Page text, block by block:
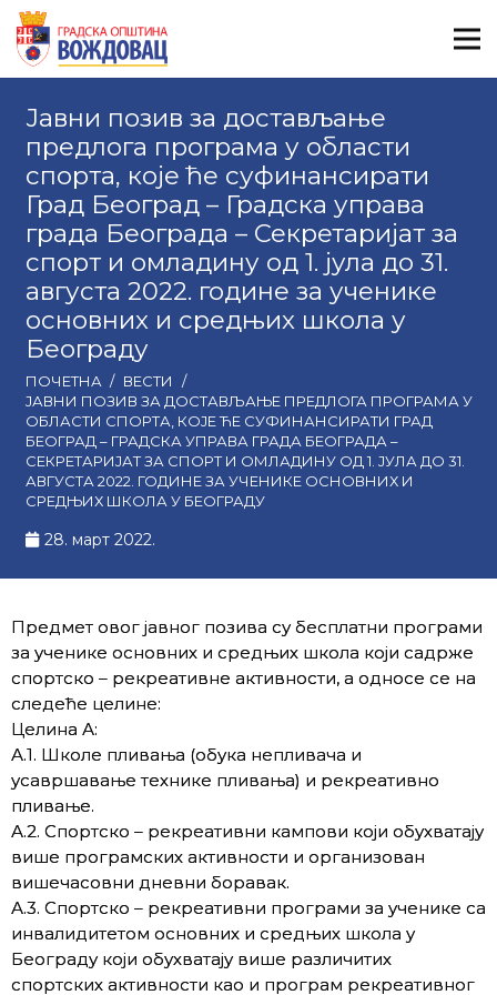
Јавни позив за достављање
предлога програма у области
спорта, кojе ће суфинансирати
Град Београд – Градска управа
града Београда – Секретаријат за
спорт и омладину од 1. јула до 31.
августа 2022. године за ученике
основних и средњих школа у
Београду
ПОЧЕТНА / ВЕСТИ
/
ЈАВНИ ПОЗИВ ЗА ДОСТАВЉАЊЕ ПРЕДЛОГА ПРОГРАМА У
ОБЛАСТИ СПОРТА, КOJЕ ЋЕ СУФИНАНСИРАТИ ГРАД
БЕОГРАД – ГРАДСКА УПРАВА ГРАДА БЕОГРАДА –
СЕКРЕТАРИЈАТ ЗА СПОРТ И ОМЛАДИНУ ОД 1. ЈУЛА ДО 31.
АВГУСТА 2022. ГОДИНЕ ЗА УЧЕНИКЕ ОСНОВНИХ И
СРЕДЊИХ ШКОЛА У БЕОГРАДУ
28. март 2022.
Предмет овог јавног позива су бесплатни програми
за ученике основних и средњих школа који садрже
спортско – рекреативне активности, а односе се на
следеће целине:
Целина А:
А.1. Школе пливања (обука непливача и
усавршавање технике пливања) и рекреативно
пливање.
А.2. Спортско – рекреативни кампови који обухватају
више програмских активности и организован
вишечасовни дневни боравак.
А.3. Спортско – рекреативни програми за ученике са
инвалидитетом основних и средњих школа у
Београду који обухватају више различитих
спортских активности као и програм рекреативног